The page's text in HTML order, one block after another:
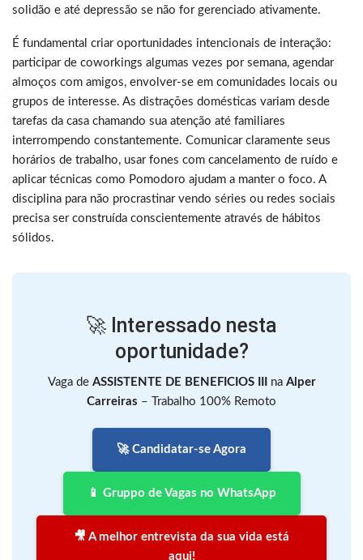
solidão e até depressão se não for gerenciado ativamente.
É fundamental criar oportunidades intencionais de interação:
participar de coworkings algumas vezes por semana, agendar
almoços com amigos, envolver-se em comunidades locais ou
grupos de interesse. As distrações domésticas variam desde
tarefas da casa chamando sua atenção até familiares
interrompendo constantemente. Comunicar claramente seus
horários de trabalho, usar fones com cancelamento de ruído e
aplicar técnicas como Pomodoro ajudam a manter o foco. A
disciplina para não procrastinar vendo séries ou redes sociais
precisa ser construída conscientemente através de hábitos
sólidos.
🚀 Interessado nesta
oportunidade?
Vaga de ASSISTENTE DE BENEFICIOS III na Alper
Carreiras – Trabalho 100% Remoto
🚀 Candidatar-se Agora
📱 Gruppo de Vagas no WhatsApp
🎥 A melhor entrevista da sua vida está
aqui!